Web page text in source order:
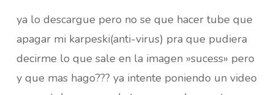
ya lo descargue pero no se que hacer tube que
apagar mi karpeski(anti-virus) pra que pudiera
decirme lo que sale en la imagen »sucess» pero
y que mas hago??? ya intente poniendo un video